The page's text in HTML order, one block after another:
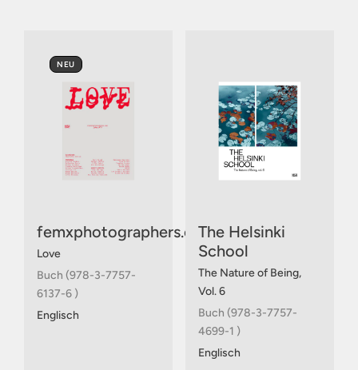
NEU
femxphotographers.org
Love
Buch (978-3-7757-
6137-6 )
Englisch
The Helsinki
School
The Nature of Being,
Vol. 6
Buch (978-3-7757-
4699-1 )
Englisch